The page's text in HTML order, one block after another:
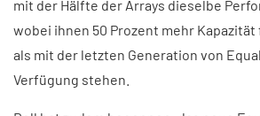
mit der Hälfte der Arrays dieselbe
wobei ihnen 50 Prozent mehr
als mit der letzten Generation von
Verfügung stehen.